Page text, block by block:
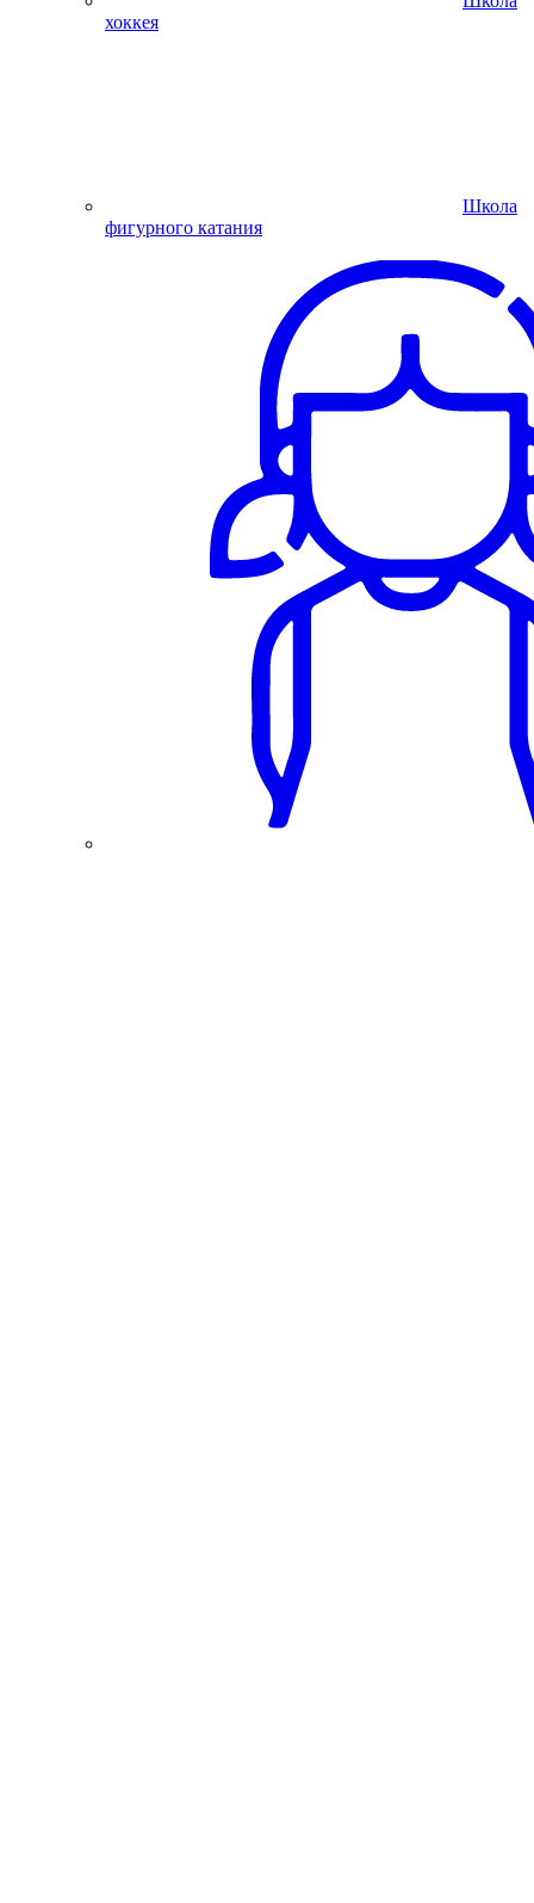
хоккея
Школа
фигурного катания